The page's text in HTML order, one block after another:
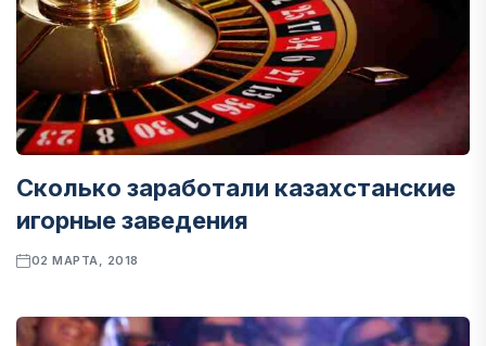
Сколько заработали казахстанские
игорные заведения
02 МАРТА, 2018